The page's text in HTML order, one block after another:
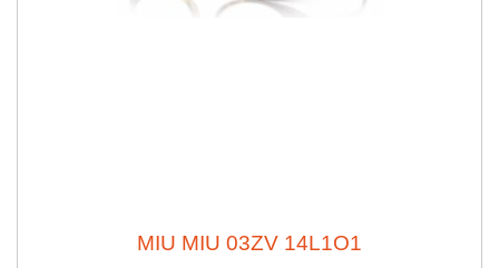
MIU MIU 03ZV 14L1O1